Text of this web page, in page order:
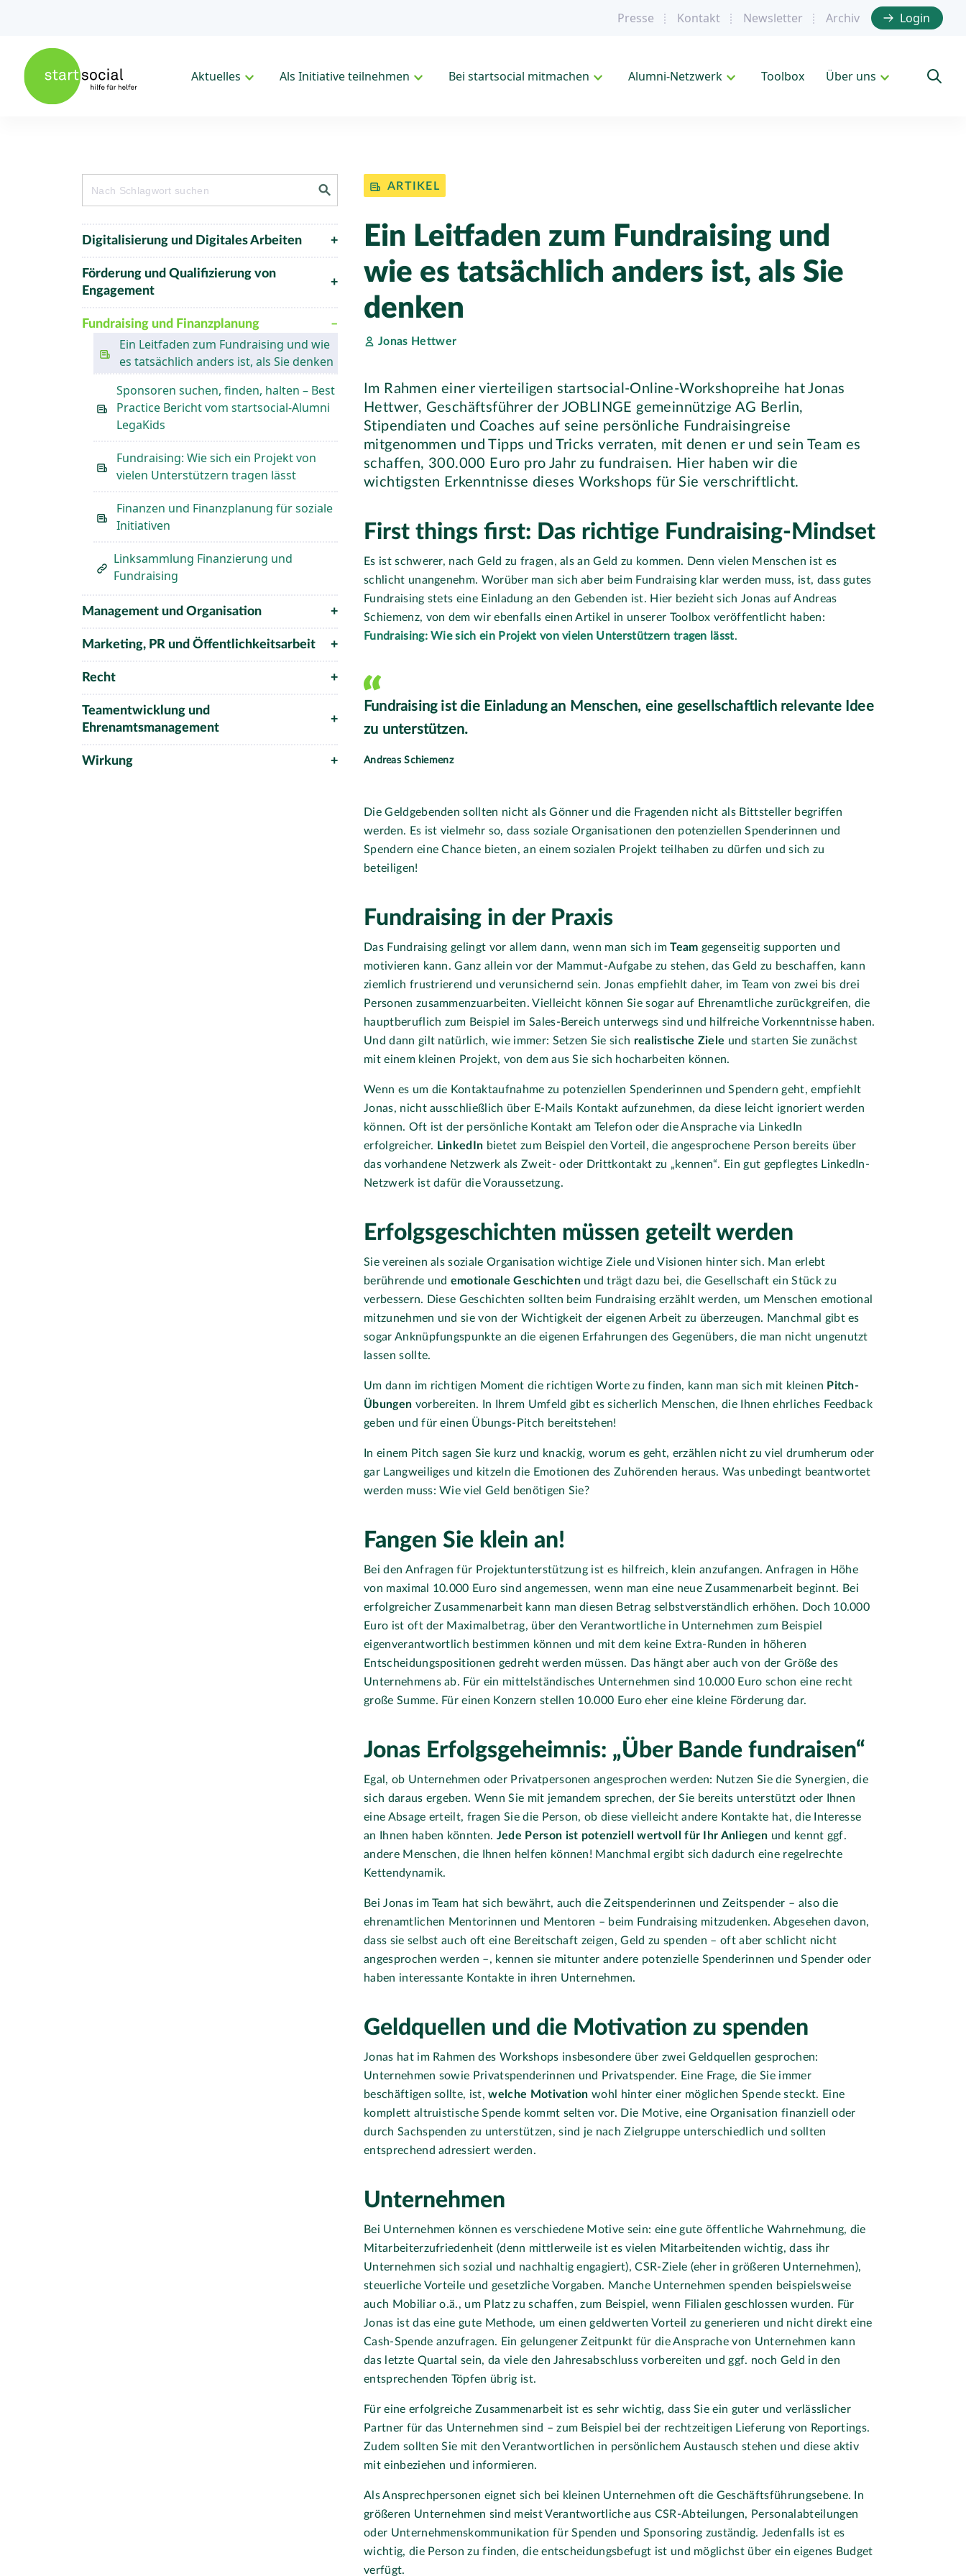
Presse Kontakt Newsletter Archiv Login
Aktuelles Als Initiative teilnehmen Bei startsocial mitmachen Alumni-Netzwerk Toolbox Über uns
for:
Search Button
Digitalisierung und Digitales Arbeiten
Förderung und Qualifizierung von
Engagement
Fundraising und Finanzplanung
Ein Leitfaden zum Fundraising und wie
es tatsächlich anders ist, als Sie denken
Sponsoren suchen, finden, halten – Best
Practice Bericht vom startsocial-Alumni
LegaKids
Fundraising: Wie sich ein Projekt von
vielen Unterstützern tragen lässt
Finanzen und Finanzplanung für soziale
Initiativen
Linksammlung Finanzierung und
Fundraising
Management und Organisation
Marketing, PR und Öffentlichkeitsarbeit
Recht
Teamentwicklung und
Ehrenamtsmanagement
Wirkung
ARTIKEL
Ein Leitfaden zum Fundraising und
wie es tatsächlich anders ist, als Sie
denken
Jonas Hettwer
Im Rahmen einer vierteiligen startsocial-Online-Workshopreihe hat Jonas
Hettwer, Geschäftsführer der JOBLINGE gemeinnützige AG Berlin,
Stipendiaten und Coaches auf seine persönliche Fundraisingreise
mitgenommen und Tipps und Tricks verraten, mit denen er und sein Team es
schaffen, 300.000 Euro pro Jahr zu fundraisen. Hier haben wir die
wichtigsten Erkenntnisse dieses Workshops für Sie verschriftlicht.
First things first: Das richtige Fundraising-Mindset
Es ist schwerer, nach Geld zu fragen, als an Geld zu kommen. Denn vielen Menschen ist es
schlicht unangenehm. Worüber man sich aber beim Fundraising klar werden muss, ist, dass gutes
Fundraising stets eine Einladung an den Gebenden ist. Hier bezieht sich Jonas auf Andreas
Schiemenz, von dem wir ebenfalls einen Artikel in unserer Toolbox veröffentlicht haben:
Fundraising: Wie sich ein Projekt von vielen Unterstützern tragen lässt.
Fundraising ist die Einladung an Menschen, eine gesellschaftlich relevante Idee
zu unterstützen.
Andreas Schiemenz
Die Geldgebenden sollten nicht als Gönner und die Fragenden nicht als Bittsteller begriffen
werden. Es ist vielmehr so, dass soziale Organisationen den potenziellen Spenderinnen und
Spendern eine Chance bieten, an einem sozialen Projekt teilhaben zu dürfen und sich zu
beteiligen!
Fundraising in der Praxis
Das Fundraising gelingt vor allem dann, wenn man sich imTeam gegenseitig supporten und
motivieren kann. Ganz allein vor der Mammut-Aufgabe zu stehen, das Geld zu beschaffen, kann
ziemlich frustrierend und verunsichernd sein. Jonas empfiehlt daher, im Team von zwei bis drei
Personen zusammenzuarbeiten. Vielleicht können Sie sogar auf Ehrenamtliche zurückgreifen, die
hauptberuflich zum Beispiel im Sales-Bereich unterwegs sind und hilfreiche Vorkenntnisse haben.
Und dann gilt natürlich, wie immer: Setzen Sie sich realistische Ziele und starten Sie zunächst
mit einem kleinen Projekt, von dem aus Sie sich hocharbeiten können.
Wenn es um die Kontaktaufnahme zu potenziellen Spenderinnen und Spendern geht, empfiehlt
Jonas, nicht ausschließlich über E-Mails Kontakt aufzunehmen, da diese leicht ignoriert werden
können. Oft ist der persönliche Kontakt am Telefon oder die Ansprache via LinkedIn
erfolgreicher. LinkedIn bietet zum Beispiel den Vorteil, die angesprochene Person bereits über
das vorhandene Netzwerk als Zweit- oder Drittkontakt zu „kennen“. Ein gut gepflegtes LinkedIn-
Netzwerk ist dafür die Voraussetzung.
Erfolgsgeschichten müssen geteilt werden
Sie vereinen als soziale Organisation wichtige Ziele und Visionen hinter sich. Man erlebt
berührende und emotionale Geschichtenund trägt dazu bei, die Gesellschaft ein Stück zu
verbessern. Diese Geschichten sollten beim Fundraising erzählt werden, um Menschen emotional
mitzunehmen und sie von der Wichtigkeit der eigenen Arbeit zu überzeugen. Manchmal gibt es
sogar Anknüpfungspunkte an die eigenen Erfahrungen des Gegenübers, die man nicht ungenutzt
lassen sollte.
Um dann im richtigen Moment die richtigen Worte zu finden, kann man sich mit kleinen Pitch-
Übungen vorbereiten. In Ihrem Umfeld gibt es sicherlich Menschen, die Ihnen ehrliches Feedback
geben und für einen Übungs-Pitch bereitstehen!
In einem Pitch sagen Sie kurz und knackig, worum es geht, erzählen nicht zu viel drumherum oder
gar Langweiliges und kitzeln die Emotionen des Zuhörenden heraus. Was unbedingt beantwortet
werden muss: Wie viel Geld benötigen Sie?
Fangen Sie klein an!
Bei den Anfragen für Projektunterstützung ist es hilfreich, klein anzufangen. Anfragen in Höhe
von maximal 10.000 Euro sind angemessen, wenn man eine neue Zusammenarbeit beginnt. Bei
erfolgreicher Zusammenarbeit kann man diesen Betrag selbstverständlich erhöhen. Doch 10.000
Euro ist oft der Maximalbetrag, über den Verantwortliche in Unternehmen zum Beispiel
eigenverantwortlich bestimmen können und mit dem keine Extra-Runden in höheren
Entscheidungspositionen gedreht werden müssen. Das hängt aber auch von der Größe des
Unternehmens ab. Für ein mittelständisches Unternehmen sind 10.000 Euro schon eine recht
große Summe. Für einen Konzern stellen 10.000 Euro eher eine kleine Förderung dar.
Jonas Erfolgsgeheimnis: „Über Bande fundraisen“
Egal, ob Unternehmen oder Privatpersonen angesprochen werden: Nutzen Sie die Synergien, die
sich daraus ergeben. Wenn Sie mit jemandem sprechen, der Sie bereits unterstützt oder Ihnen
eine Absage erteilt, fragen Sie die Person, ob diese vielleicht andere Kontakte hat, die Interesse
an Ihnen haben könnten. Jede Person ist potenziell wertvoll für Ihr Anliegen und kennt ggf.
andere Menschen, die Ihnen helfen können! Manchmal ergibt sich dadurch eine regelrechte
Kettendynamik.
Bei Jonas im Team hat sich bewährt, auch die Zeitspenderinnen und Zeitspender – also die
ehrenamtlichen Mentorinnen und Mentoren – beim Fundraising mitzudenken. Abgesehen davon,
dass sie selbst auch oft eine Bereitschaft zeigen, Geld zu spenden – oft aber schlicht nicht
angesprochen werden –, kennen sie mitunter andere potenzielle Spenderinnen und Spender oder
haben interessante Kontakte in ihren Unternehmen.
Geldquellen und die Motivation zu spenden
Jonas hat im Rahmen des Workshops insbesondere über zwei Geldquellen gesprochen:
Unternehmen sowie Privatspenderinnen und Privatspender. Eine Frage, die Sie immer
beschäftigen sollte, ist,welche Motivation wohl hinter einer möglichen Spende steckt. Eine
komplett altruistische Spende kommt selten vor. Die Motive, eine Organisation finanziell oder
durch Sachspenden zu unterstützen, sind je nach Zielgruppe unterschiedlich und sollten
entsprechend adressiert werden.
Unternehmen
Bei Unternehmen können es verschiedene Motive sein: eine gute öffentliche Wahrnehmung, die
Mitarbeiterzufriedenheit (denn mittlerweile ist es vielen Mitarbeitenden wichtig, dass ihr
Unternehmen sich sozial und nachhaltig engagiert), CSR-Ziele (eher in größeren Unternehmen),
steuerliche Vorteile und gesetzliche Vorgaben. Manche Unternehmen spenden beispielsweise
auch Mobiliar o.ä., um Platz zu schaffen, zum Beispiel, wenn Filialen geschlossen wurden. Für
Jonas ist das eine gute Methode, um einen geldwerten Vorteil zu generieren und nicht direkt eine
Cash-Spende anzufragen. Ein gelungener Zeitpunkt für die Ansprache von Unternehmen kann
das letzte Quartal sein, da viele den Jahresabschluss vorbereiten und ggf. noch Geld in den
entsprechenden Töpfen übrig ist.
Für eine erfolgreiche Zusammenarbeit ist es sehr wichtig, dass Sie ein guter und verlässlicher
Partner für das Unternehmen sind – zum Beispiel bei der rechtzeitigen Lieferung von Reportings.
Zudem sollten Sie mit den Verantwortlichen in persönlichem Austausch stehen und diese aktiv
mit einbeziehen und informieren.
Als Ansprechpersonen eignet sich bei kleinen Unternehmen oft die Geschäftsführungsebene. In
größeren Unternehmen sind meist Verantwortliche aus CSR-Abteilungen, Personalabteilungen
oder Unternehmenskommunikation für Spenden und Sponsoring zuständig. Jedenfalls ist es
wichtig, die Person zu finden, die entscheidungsbefugt ist und möglichst über ein eigenes Budget
verfügt.